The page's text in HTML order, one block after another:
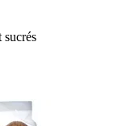
sucrés